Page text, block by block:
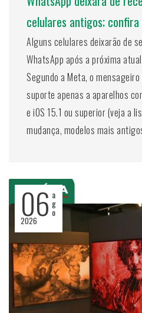
celulares antigos;
Alguns celulares deixarão de
WhatsApp após a próxima
Segundo a Meta, o
suporte apenas a aparelhos
e iOS 15.1 ou superior (veja a
mudança, modelos mais
06 a
g
o
2026